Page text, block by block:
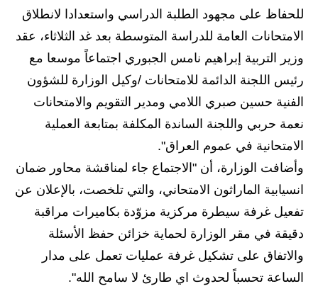
المدارس
اخبار وقرارات وزارة التربية
نتائج الامتحانات
المرحلة الابتدائية
المرحلة الاعدادية
اسئلة وزارية
المرحلة الابتدائية
المرحلة المتوسطة
للحفاظ على مجهود الطلبة الدراسي واستعدادا لانطلاق
الامتحانات العامة للدراسة المتوسطة بعد غد الثلاثاء، عقد
وزير التربية إبراهيم نامس الجبوري اجتماعاً موسعا مع
رئيس اللجنة الدائمة للامتحانات /وكيل الوزارة للشؤون
الفنية حسين صبري اللامي ومدير التقويم والامتحانات
نعمة حربي واللجنة الساندة المكلفة بمتابعة العملية
الامتحانية في عموم العراق".
وأضافت الوزارة، أن "الاجتماع جاء لمناقشة محاور ضمان
انسيابية الماراثون الامتحاني، والتي تلخصت، بالإعلان عن
تفعيل غرفة سيطرة مركزية مزوّدة بكاميرات مراقبة
دقيقة في مقر الوزارة لحماية خزائن حفظ الأسئلة
والاتفاق على تشكيل غرفة عمليات تعمل على مدار
الساعة تحسباً لحدوث اي طارئ لا سامح الله".